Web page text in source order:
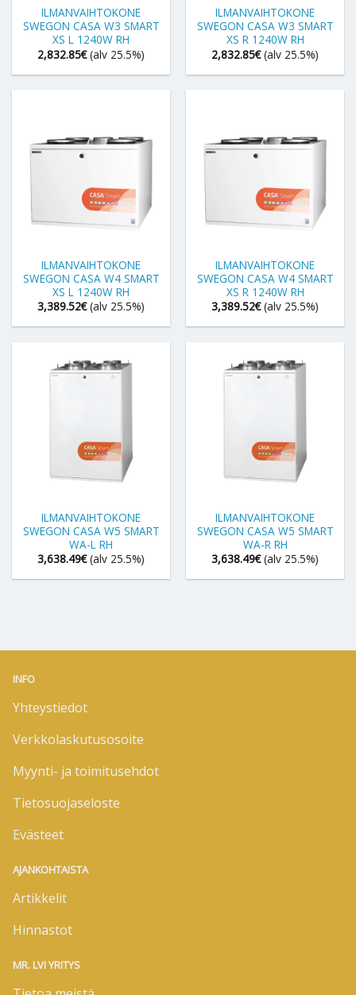
ILMANVAIHTOKONE
SWEGON CASA W3 SMART
XS L 1240W RH
2,832.85€ (alv 25.5%)
ILMANVAIHTOKONE
SWEGON CASA W3 SMART
XS R 1240W RH
2,832.85€ (alv 25.5%)
ILMANVAIHTOKONE
SWEGON CASA W4 SMART
XS L 1240W RH
3,389.52€ (alv 25.5%)
ILMANVAIHTOKONE
SWEGON CASA W4 SMART
XS R 1240W RH
3,389.52€ (alv 25.5%)
ILMANVAIHTOKONE
SWEGON CASA W5 SMART
WA-L RH
3,638.49€ (alv 25.5%)
ILMANVAIHTOKONE
SWEGON CASA W5 SMART
WA-R RH
3,638.49€ (alv 25.5%)
INFO
Yhteystiedot
Verkkolaskutusosoite
Myynti- ja toimitusehdot
Tietosuojaseloste
Evästeet
AJANKOHTAISTA
Artikkelit
Hinnastot
MR. LVI YRITYS